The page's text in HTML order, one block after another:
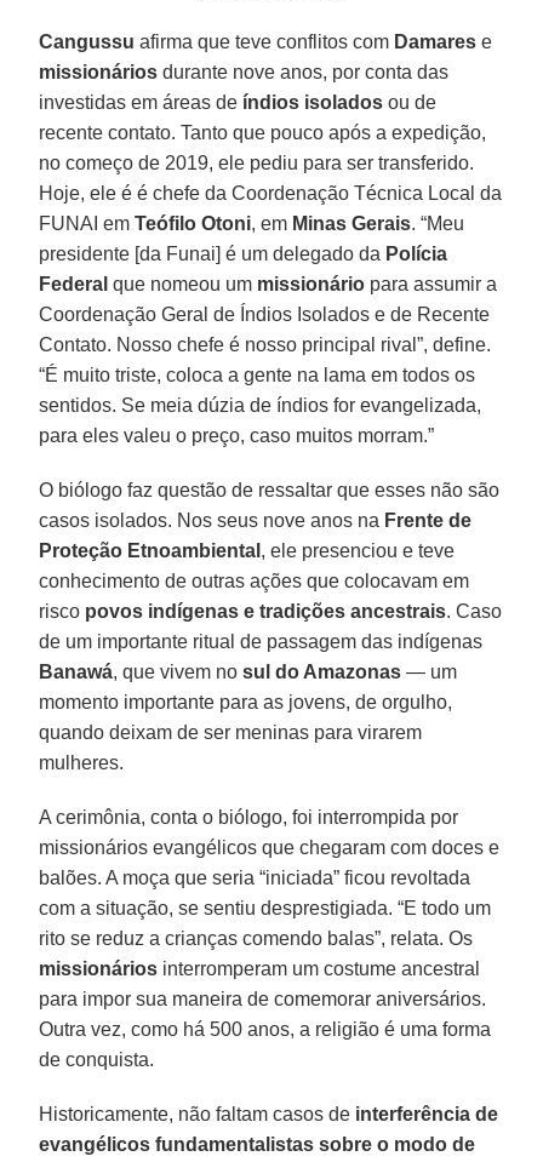
Cangussu afirma que teve conflitos com Damares e
missionários durante nove anos, por conta das
investidas em áreas de índios isolados ou de
recente contato. Tanto que pouco após a expedição,
no começo de 2019, ele pediu para ser transferido.
Hoje, ele é é chefe da Coordenação Técnica Local da
FUNAI emTeófilo Otoni, em Minas Gerais. “Meu
presidente [da Funai] é um delegado da Polícia
Federal que nomeou um missionário para assumir a
Coordenação Geral de Índios Isolados e de Recente
Contato. Nosso chefe é nosso principal rival”, define.
“É muito triste, coloca a gente na lama em todos os
sentidos. Se meia dúzia de índios for evangelizada,
para eles valeu o preço, caso muitos morram.”
O biólogo faz questão de ressaltar que esses não são
casos isolados. Nos seus nove anos na Frente de
Proteção Etnoambiental , ele presenciou e teve
conhecimento de outras ações que colocavam em
risco povos indígenas e tradições ancestrais. Caso
de um importante ritual de passagem das indígenas
Banawá, que vivem no sul do Amazonas — um
momento importante para as jovens, de orgulho,
quando deixam de ser meninas para virarem
mulheres.
A cerimônia, conta o biólogo, foi interrompida por
missionários evangélicos que chegaram com doces e
balões. A moça que seria “iniciada” ficou revoltada
com a situação, se sentiu desprestigiada. “E todo um
rito se reduz a crianças comendo balas”, relata. Os
missionários interromperam um costume ancestral
para impor sua maneira de comemorar aniversários.
Outra vez, como há 500 anos, a religião é uma forma
de conquista.
Historicamente, não faltam casos de interferência de
evangélicos fundamentalistas sobre o modo de